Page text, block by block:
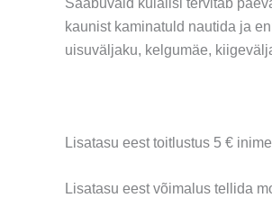
kaunist kaminatuld nautida ja
uisuväljaku, kelgumäe,
Lisatasu eest toitlustus 5 €
Lisatasu eest võimalus tellida